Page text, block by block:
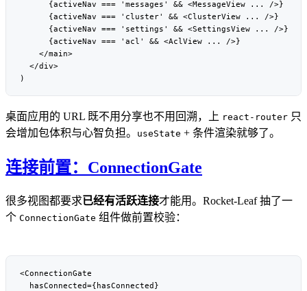
桌面应用的 URL 既不用分享也不用回溯，上 react-router 只
会增加包体积与心智负担。
useState + 条件渲染就够了。
连接前置：ConnectionGate
很多视图都要求已经有活跃连接才能用。Rocket-Leaf 抽了一
个 ConnectionGate 组件做前置校验：